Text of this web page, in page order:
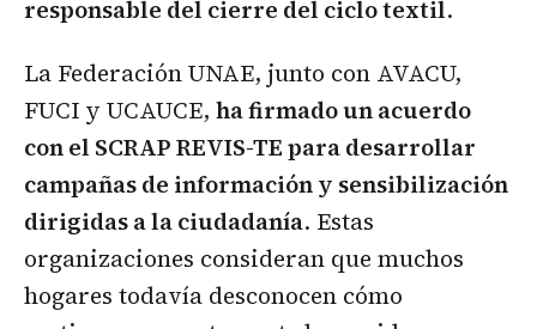
responsable del cierre del ciclo textil.
La Federación UNAE, junto con AVACU,
FUCI y UCAUCE, ha firmado un acuerdo
con el SCRAP REVIS-TE para desarrollar
campañas de información y sensibilización
dirigidas a la ciudadanía. Estas
organizaciones consideran que muchos
hogares todavía desconocen cómo